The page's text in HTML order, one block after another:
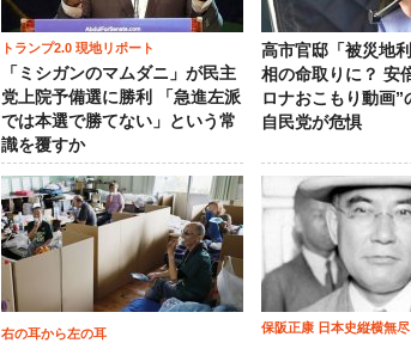
トランプ2.0 現地リポート
「ミシガンのマムダニ」が民主
党上院予備選に勝利 「急進左派
では本選で勝てない」という常
識を覆すか
高市官邸「被災地
相の命取りに？ 安
ロナおこもり動画”
自民党が危惧
右の耳から左の耳 保阪正康 日本史縦横無尽